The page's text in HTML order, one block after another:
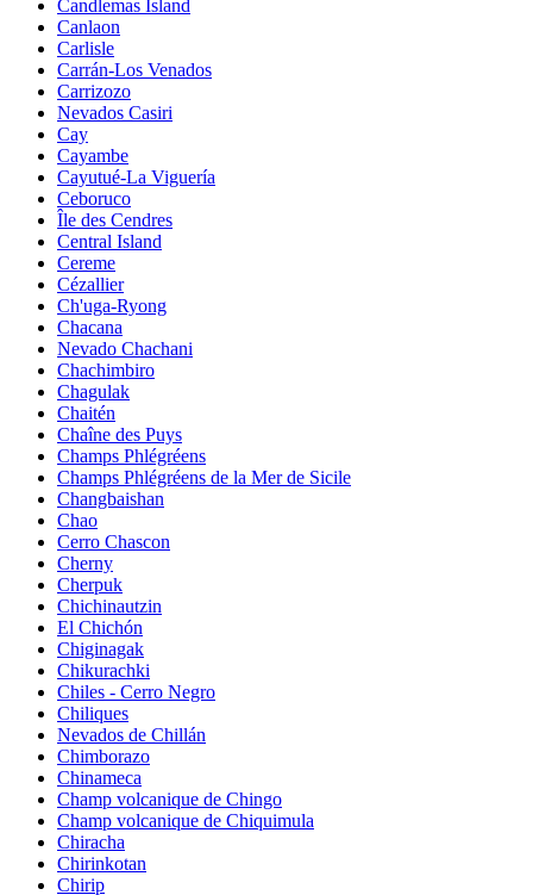
Candlemas Island
Canlaon
Carlisle
Carrán-Los Venados
Carrizozo
Nevados Casiri
Cay
Cayambe
Cayutué-La Viguería
Ceboruco
Île des Cendres
Central Island
Cereme
Cézallier
Ch'uga-Ryong
Chacana
Nevado Chachani
Chachimbiro
Chagulak
Chaitén
Chaîne des Puys
Champs Phlégréens
Champs Phlégréens de la Mer de Sicile
Changbaishan
Chao
Cerro Chascon
Cherny
Cherpuk
Chichinautzin
El Chichón
Chiginagak
Chikurachki
Chiles - Cerro Negro
Chiliques
Nevados de Chillán
Chimborazo
Chinameca
Champ volcanique de Chingo
Champ volcanique de Chiquimula
Chiracha
Chirinkotan
Chirip